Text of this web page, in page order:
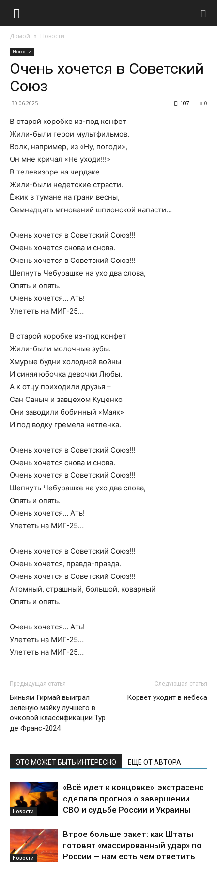
Домой Новости
Новости
Очень хочется в Советский
Союз
30.06.2025 0
107
В старой коробке из-под конфет
Жили-были герои мультфильмов.
Волк, например, из «Ну, погоди»,
Он мне кричал «Не уходи!!!»
В телевизоре на чердаке
Жили-были недетские страсти.
Ёжик в тумане на грани весны,
Семнадцать мгновений шпионской напасти…
Очень хочется в Советский Союз!!!
Очень хочется снова и снова.
Очень хочется в Советский Союз!!!
Шепнуть Чебурашке на ухо два слова,
Опять и опять.
Очень хочется… Ать!
Улететь на МИГ-25…
В старой коробке из-под конфет
Жили-были молочные зубы.
Хмурые будни холодной войны
И синяя юбочка девочки Любы.
А к отцу приходили друзья –
Сан Саныч и завцехом Куценко
Они заводили бобинный «Маяк»
И под водку гремела нетленка.
Очень хочется в Советский Союз!!!
Очень хочется снова и снова.
Очень хочется в Советский Союз!!!
Шепнуть Чебурашке на ухо два слова,
Опять и опять.
Очень хочется… Ать!
Улететь на МИГ-25…
Очень хочется в Советский Союз!!!
Очень хочется, правда-правда.
Очень хочется в Советский Союз!!!
Атомный, страшный, большой, коварный
Опять и опять.
Очень хочется… Ать!
Улететь на МИГ-25…
Улететь на МИГ-25…
Предыдущая статья
Биньям Гирмай выиграл
зелёную майку лучшего в
очковой классификации Тур
де Франс-2024
Следующая статья
Корвет уходит в небеса
ЭТО МОЖЕТ БЫТЬ ИНТЕРЕСНО ЕЩЕ ОТ АВТОРА
Новости
«Всё идет к концовке»: экстрасенс
сделала прогноз о завершении
СВО и судьбе России и Украины
Новости
Втрое больше ракет: как Штаты
готовят «массированный удар» по
России — нам есть чем ответить